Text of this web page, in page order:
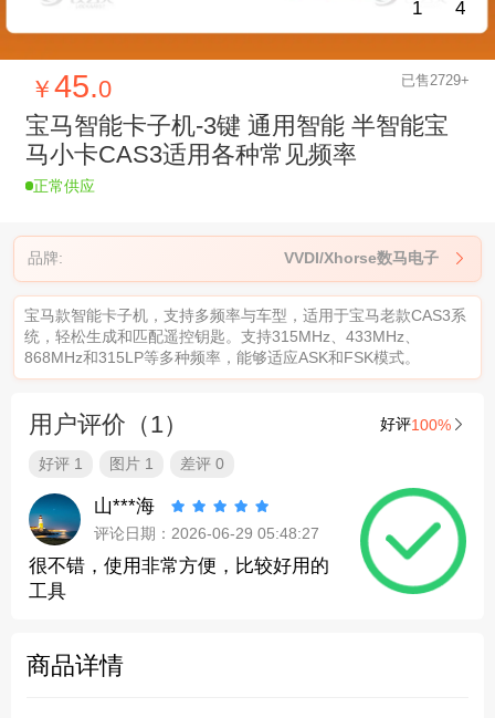
1 4
￥45.0 已售2729+
宝马智能卡子机-3键 通用智能 半智能宝
马小卡CAS3适用各种常见频率
正常供应
品牌: VVDI/Xhorse数马电子 
宝马款智能卡子机，支持多频率与车型，适用于宝马老款CAS3系
统，轻松生成和匹配遥控钥匙。支持315MHz、433MHz、
868MHz和315LP等多种频率，能够适应ASK和FSK模式。
用户评价（1） 好评100%
好评 1 图片 1 差评 0
山***海     
评论日期：2026-06-29 05:48:27
很不错，使用非常方便，比较好用的
工具
商品详情